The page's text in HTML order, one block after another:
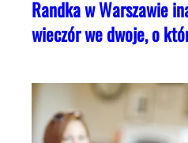
Randka w Warszawie
wieczór we dwoje, o